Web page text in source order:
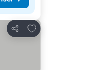
Dela
Lägg till i Mina Favoriter